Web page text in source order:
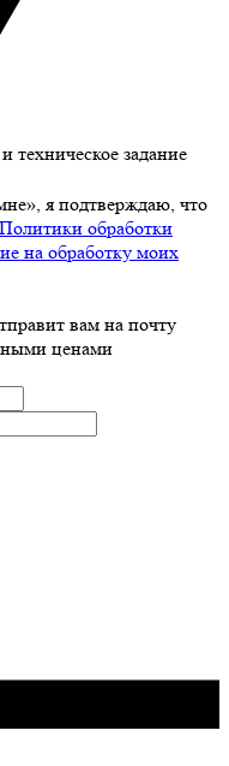
техническое задание
я подтверждаю, что
Политики обработки
на обработку моих
вам на почту
ценами